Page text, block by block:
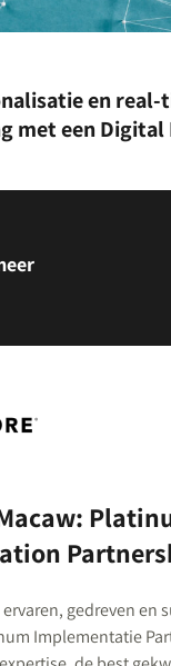
en real-
met een Digital
gedreven en
Implementatie